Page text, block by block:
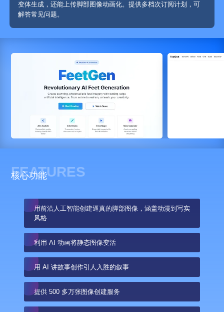
变体生成，还能上传脚部图像动画化。提供多档次订阅计划，可
解答常见问题。
FEATURES
核心功能
用前沿人工智能创建逼真的脚部图像，涵盖动漫到写实
风格
利用 AI 动画将静态图像变活
用 AI 讲故事创作引人入胜的叙事
提供 500 多万张图像创建服务